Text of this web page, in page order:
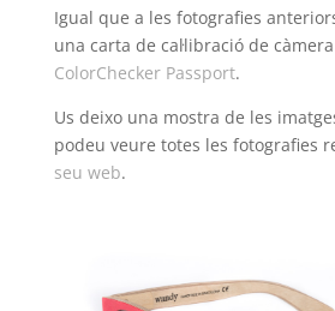
Igual que a les fotografies
una carta de cal·libració de càmera
ColorChecker Passport.
Us deixo una mostra de les
podeu veure totes les fotografies
seu web.